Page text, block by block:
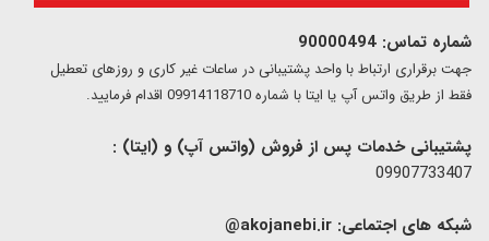
شماره تماس: 90000494
​​جهت برقراری ارتباط با واحد پشتیبانی در ساعات غیر کاری و روزهای تعطیل
فقط از طریق واتس آپ یا ایتا با شماره 09914118710 اقدام فرمایید.
پشتیبانی خدمات پس از فروش (واتس آپ) و (ایتا) :
09907733407
شبکه های اجتماعی: akojanebi.ir@